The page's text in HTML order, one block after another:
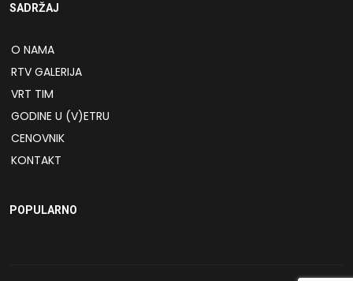
SADRŽAJ
O NAMA
RTV GALERIJA
VRT TIM
GODINE U (V)ETRU
CENOVNIK
KONTAKT
POPULARNO